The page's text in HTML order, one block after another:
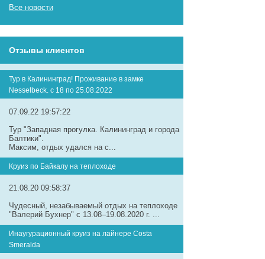
Все новости
Отзывы клиентов
Тур в Калининград! Проживание в замке
Nesselbeck. с 18 по 25.08.2022
07.09.22 19:57:22
Тур "Западная прогулка. Калининград и города
Балтики".
Максим, отдых удался на с...
Круиз по Байкалу на теплоходе
21.08.20 09:58:37
Чудесный, незабываемый отдых на теплоходе
"Валерий Бухнер" с 13.08–19.08.2020 г. ...
Инаугурационный круиз на лайнере Сosta
Smeralda